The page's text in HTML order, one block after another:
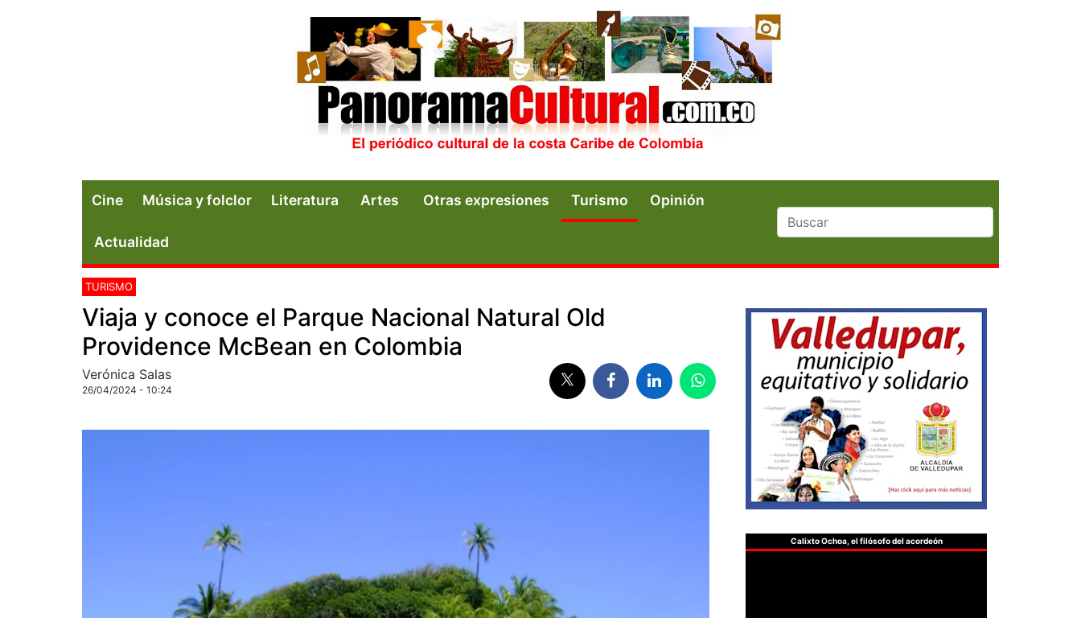
Cine Música y folclor Literatura Artes Otras expresiones Turismo Opinión
Actualidad
TURISMO
Viaja y conoce el Parque Nacional Natural Old
Providence McBean en Colombia
Verónica Salas
26/04/2024 - 10:24
Calixto Ochoa, el filósofo del acordeón